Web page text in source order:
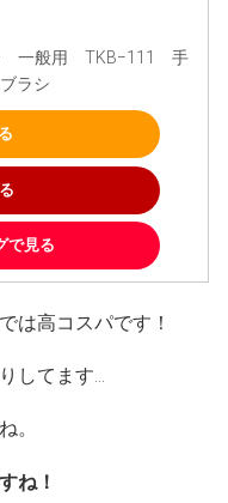
一般用　TKB−111　手
ラシ
で見る
は高コスパです！
してます…
。
ね！